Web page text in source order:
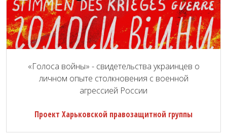
«Голоса войны» - свидетельства украинцев о
личном опыте столкновения с военной
агрессией России
Проект Харьковской правозащитной группы